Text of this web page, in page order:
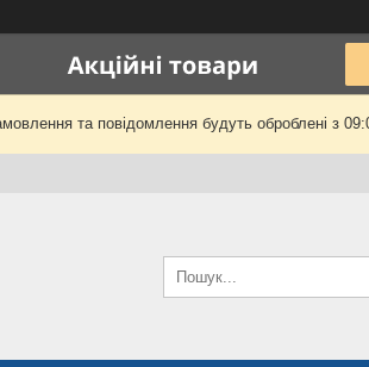
та повідомлення будуть оброблені з